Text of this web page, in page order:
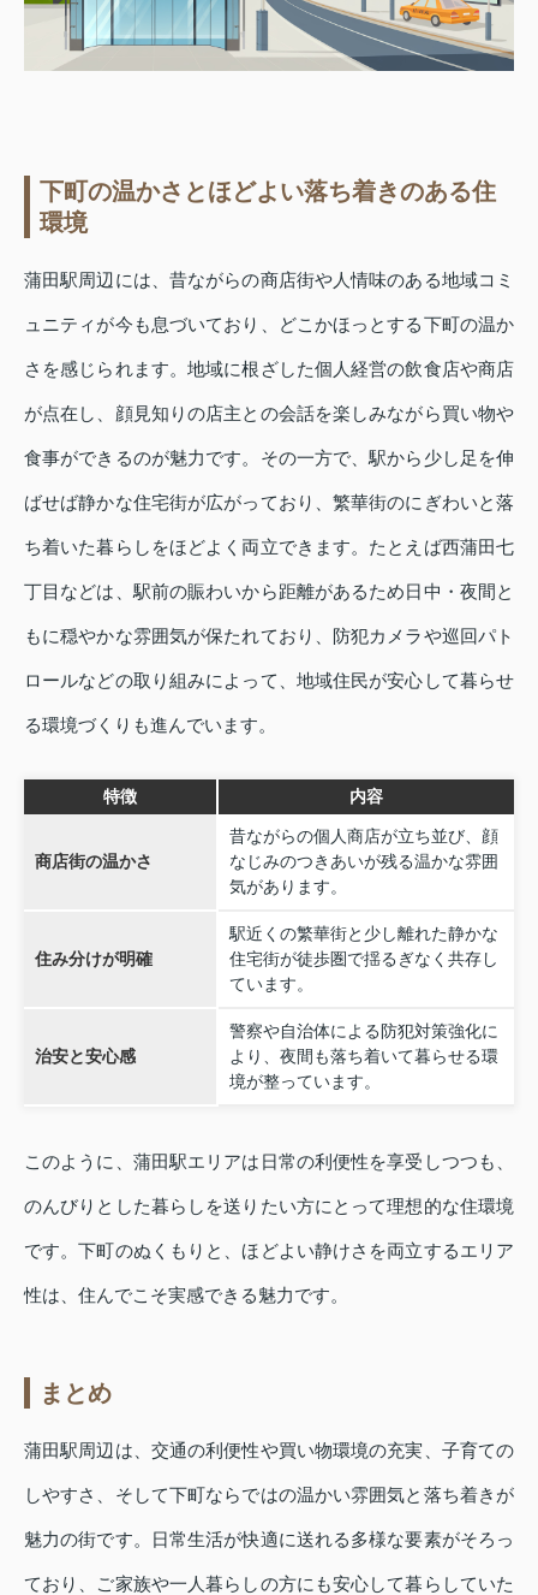
下町の温かさとほどよい落ち着きのある住
環境
蒲田駅周辺には、昔ながらの商店街や人情味のある地域コミ
ュニティが今も息づいており、どこかほっとする下町の温か
さを感じられます。地域に根ざした個人経営の飲食店や商店
が点在し、顔見知りの店主との会話を楽しみながら買い物や
食事ができるのが魅力です。その一方で、駅から少し足を伸
ばせば静かな住宅街が広がっており、繁華街のにぎわいと落
ち着いた暮らしをほどよく両立できます。たとえば西蒲田七
丁目などは、駅前の賑わいから距離があるため日中・夜間と
もに穏やかな雰囲気が保たれており、防犯カメラや巡回パト
ロールなどの取り組みによって、地域住民が安心して暮らせ
る環境づくりも進んでいます。
特徴 内容
商店街の温かさ
昔ながらの個人商店が立ち並び、顔
なじみのつきあいが残る温かな雰囲
気があります。
住み分けが明確
駅近くの繁華街と少し離れた静かな
住宅街が徒歩圏で揺るぎなく共存し
ています。
治安と安心感
警察や自治体による防犯対策強化に
より、夜間も落ち着いて暮らせる環
境が整っています。
このように、蒲田駅エリアは日常の利便性を享受しつつも、
のんびりとした暮らしを送りたい方にとって理想的な住環境
です。下町のぬくもりと、ほどよい静けさを両立するエリア
性は、住んでこそ実感できる魅力です。
まとめ
蒲田駅周辺は、交通の利便性や買い物環境の充実、子育ての
しやすさ、そして下町ならではの温かい雰囲気と落ち着きが
魅力の街です。日常生活が快適に送れる多様な要素がそろっ
ており、ご家族や一人暮らしの方にも安心して暮らしていた